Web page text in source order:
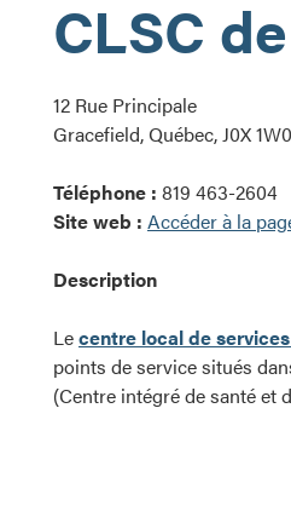
CLSC
12 Rue Principale
Gracefield, Québec, J0X 1W0
Téléphone : 819 463-2604
Site web : Accéder à la
Description
Lecentre local de
points de service situés
(Centre intégré de santé et